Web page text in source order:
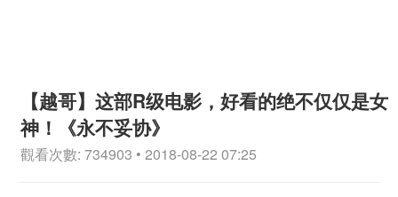
【越哥】这部R级电影，好看的绝不仅仅是女
神！《永不妥协》
觀看次數: 734903 • 2018-08-22 07:25